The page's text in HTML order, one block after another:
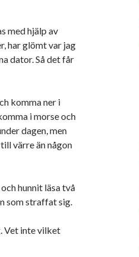
med hjälp av
har glömt var jag
dator. Så det får
komma ner i
i morse och
dagen, men
värre än någon
hunnit läsa två
som straffat sig.
Vet inte vilket